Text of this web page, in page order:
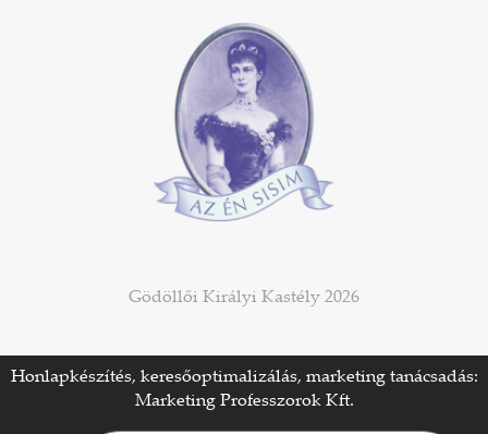
Gödöllői Királyi Kastély 2026
Honlapkészítés, keresőoptimalizálás, marketing tanácsadás:
Marketing Professzorok Kft.